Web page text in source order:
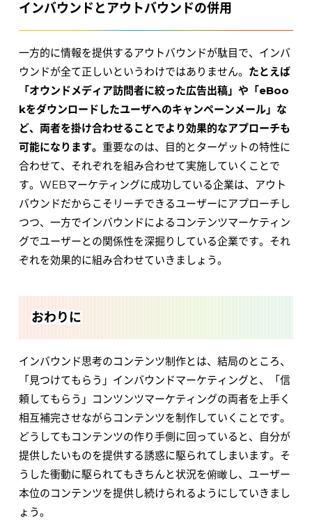
インバウンドとアウトバウンドの併用
一方的に情報を提供するアウトバウンドが駄目で、インバ
ウンドが全て正しいというわけではありません。 たとえば
「オウンドメディア訪問者に絞った広告出稿」や「eBoo
kをダウンロードしたユーザへのキャンペーンメール」な
ど、両者を掛け合わせることでより効果的なアプローチも
可能になります。 重要なのは、目的とターゲットの特性に
合わせて、それぞれを組み合わせて実施していくことで
す。WEBマーケティングに成功している企業は、アウト
バウンドだからこそリーチできるユーザーにアプローチし
つつ、一方でインバウンドによるコンテンツマーケティン
グでユーザーとの関係性を深掘りしている企業です。それ
ぞれを効果的に組み合わせていきましょう。
おわりに
インバウンド思考のコンテンツ制作とは、結局のところ、
「見つけてもらう」インバウンドマーケティングと、「信
頼してもらう」コンツンツマーケティングの両者を上手く
相互補完させながらコンテンツを制作していくことです。
どうしてもコンテンツの作り手側に回っていると、自分が
提供したいものを提供する誘惑に駆られてしまいます。そ
うした衝動に駆られてもきちんと状況を俯瞰し、ユーザー
本位のコンテンツを提供し続けられるようにしていきまし
ょう。